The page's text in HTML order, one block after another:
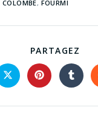
COLOMBE, FOURMI
PARTAGEZ